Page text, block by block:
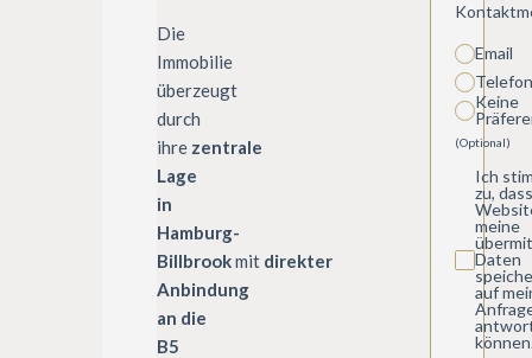
Die
Immobilie
überzeugt
durch
ihre zentrale
Lage
in
Hamburg-
Billbrookmit direkter
Anbindung
an die
B5
Email
Telefon
Keine
(Optional)
Ich
zu,
meine
Daten
auf